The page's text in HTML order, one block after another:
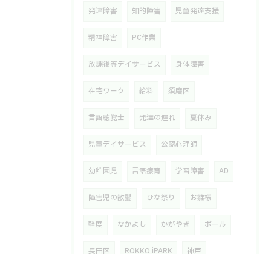
発達障害 知的障害 児童発達支援
精神障害 PC作業
放課後等デイサービス 身体障害
在宅ワーク 給料 須磨区
言語聴覚士 発達の遅れ 夏休み
児童デイサービス 公認心理師
幼稚園児 言語療育 学習障害 AD
障害児の散髪 ひな祭り お雛様
軽度 なかよし かがやき ボール
長田区 ROKKO iPARK 神戸